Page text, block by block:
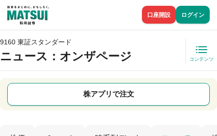
口座開設 ログイン
9160 東証スタンダード
ニュース ：オンザページ コンテンツ
株アプリで注文